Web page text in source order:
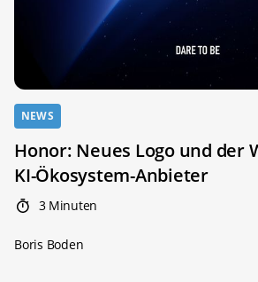
NEWS
Honor: Neues Logo und der
KI-Ökosystem-Anbieter
3 Minuten
Boris Boden